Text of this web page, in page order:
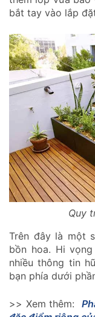
bắt tay vào lắp
Quy
Trên đây là một
bồn hoa. Hi
nhiều thông tin
bạn phía dưới
>> Xem thêm: